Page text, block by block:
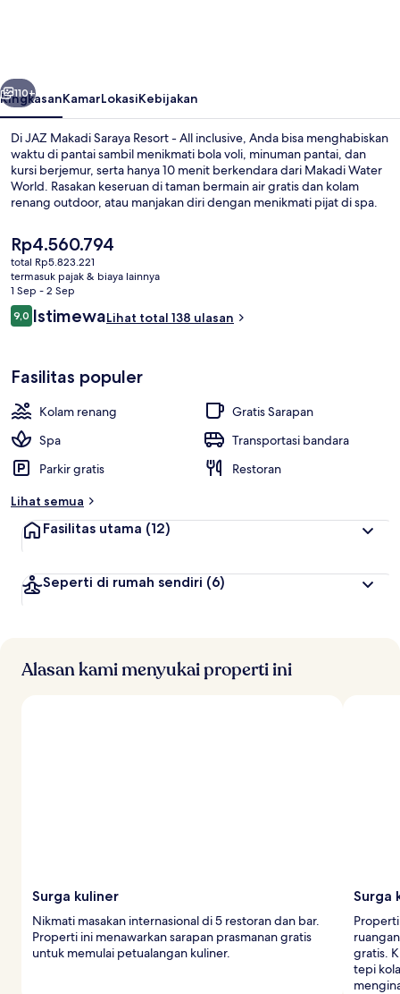
All
inclusive
Berikutnya
110+
RingkasanKamarLokasiKebijakan
Di JAZ Makadi Saraya Resort - All inclusive, Anda bisa menghabiskan
waktu di pantai sambil menikmati bola voli, minuman pantai, dan
kursi berjemur, serta hanya 10 menit berkendara dari Makadi Water
World. Rasakan keseruan di taman bermain air gratis dan kolam
renang outdoor, atau manjakan diri dengan menikmati pijat di spa.
menyajikan masakan internasional serta buka untuk sarapan, makan
siang, dan makan malam. Nikmati berbagai fasilitas unggulan di
properti mewah ini seperti, bar tepi kolam renang, sauna, dan kamar
uap.
Harga
saat
ini
Rp4.560.794
Rp4.560.794
total Rp5.823.221
termasuk pajak & biaya lainnya
1 Sep - 2 Sep
Ulasan
9,09,0 dari 10
IstimewaLihat total 138 ulasan
Fasilitas populer
Kolam renang
Gratis Sarapan
Spa
Transportasi bandara
Parkir gratis
Restoran
Lihat semua
Fasilitas utama (12)
Seperti di rumah sendiri (6)
Alasan kami menyukai properti ini
Surga kuliner
Nikmati masakan internasional di 5 restoran dan bar.
Properti ini menawarkan sarapan prasmanan gratis
untuk memulai petualangan kuliner.
Surga
gratis.
tepi